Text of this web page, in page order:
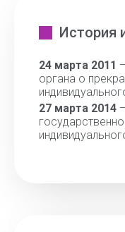
История
24 марта 2011
органа о
27 марта 2014